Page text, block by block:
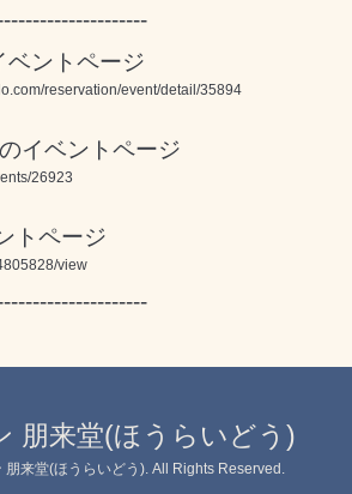
ベントページ
reservation/event/detail/35894
イベントページ
26923
トページ
view
朋来堂(ほうらいどう)
朋来堂(ほうらいどう). All Rights Reserved.